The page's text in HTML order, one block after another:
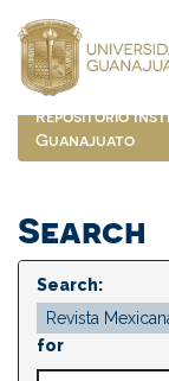
navigation
Repositorio
Guanajuato
Search
Search:
for